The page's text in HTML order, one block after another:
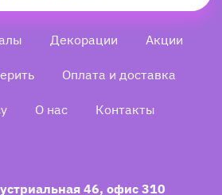
Декорации Акции
Оплата и доставка
О нас Контакты
46, офис 310